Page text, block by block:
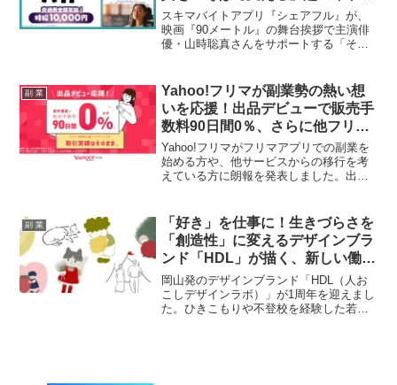
登場！
スキマバイトアプリ『シェアフル』が、
映画『90メートル』の舞台挨拶で主演俳
優・山時聡真さんをサポートする「そば
に加え、サインや記念撮影といった特別
な特典も。映画ファンや副業ファンにと
って、忘れられない「推し活」体験にな
ること間違いなしのこの企画について、
詳細をご紹介します。
副 業
Yahoo!フリマが副業勢の熱い想
いを応援！出品デビューで販売手
数料90日間0％、さらに他フリマ
実績も引き継ぎ可能に！
Yahoo!フリマがフリマアプリでの副業を
始める方や、他サービスからの移行を考
えている方に朗報を発表しました。出品
ほか、他フリマサービスでの取引実績を
プロフィールに表示できる新機能も登
場。これにより、新規参入のハードルが
大きく下がります。
副 業
「好き」を仕事に！生きづらさを
「創造性」に変えるデザインブラ
ンド「HDL」が描く、新しい働き
方の未来に注目！
岡山発のデザインブランド「HDL（人お
こしデザインラボ）」が1周年を迎えまし
た。ひきこもりや不登校を経験した若者